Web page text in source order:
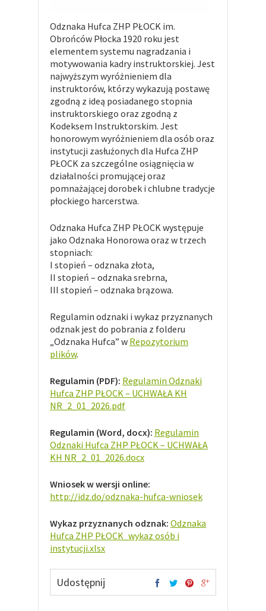
Odznaka Hufca ZHP PŁOCK im.
Obrońców Płocka 1920 roku jest
elementem systemu nagradzania i
motywowania kadry instruktorskiej. Jest
najwyższym wyróżnieniem dla
instruktorów, którzy wykazują postawę
zgodną z ideą posiadanego stopnia
instruktorskiego oraz zgodną z
Kodeksem Instruktorskim. Jest
honorowym wyróżnieniem dla osób oraz
instytucji zasłużonych dla Hufca ZHP
PŁOCK za szczególne osiągnięcia w
działalności promującej oraz
pomnażającej dorobek i chlubne tradycje
płockiego harcerstwa.
Odznaka Hufca ZHP PŁOCK występuje
jako Odznaka Honorowa oraz w trzech
stopniach:
I stopień – odznaka złota,
II stopień – odznaka srebrna,
III stopień – odznaka brązowa.
Regulamin odznaki i wykaz przyznanych
odznak jest do pobrania z folderu
„Odznaka Hufca” w Repozytorium
plików.
Regulamin (PDF): Regulamin Odznaki
Hufca ZHP PŁOCK – UCHWAŁA KH
NR_2_01_2026.pdf
Regulamin (Word, docx): Regulamin
Odznaki Hufca ZHP PŁOCK – UCHWAŁA
KH NR_2_01_2026.docx
Wniosek w wersji online:
http://idz.do/odznaka-hufca-wniosek
Wykaz przyznanych odznak: Odznaka
Hufca ZHP PŁOCK_wykaz osób i
instytucji.xlsx
Udostępnij